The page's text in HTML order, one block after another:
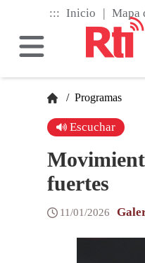
main
content
::: Inicio | Mapa
/ Programas
Escuchar
fuertes
11/01/2026